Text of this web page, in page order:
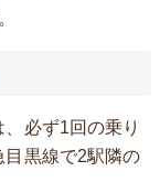
必ず1回の乗り
黒線で2駅隣の